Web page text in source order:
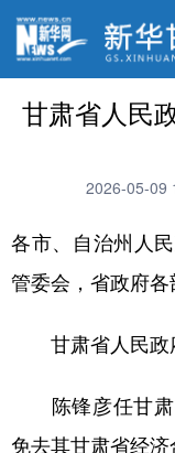
甘肃省人民
2026-05-09
各市、自治州人
管委会，省政府各
甘肃省人民政
陈锋彦任甘肃
免去其甘肃省经济